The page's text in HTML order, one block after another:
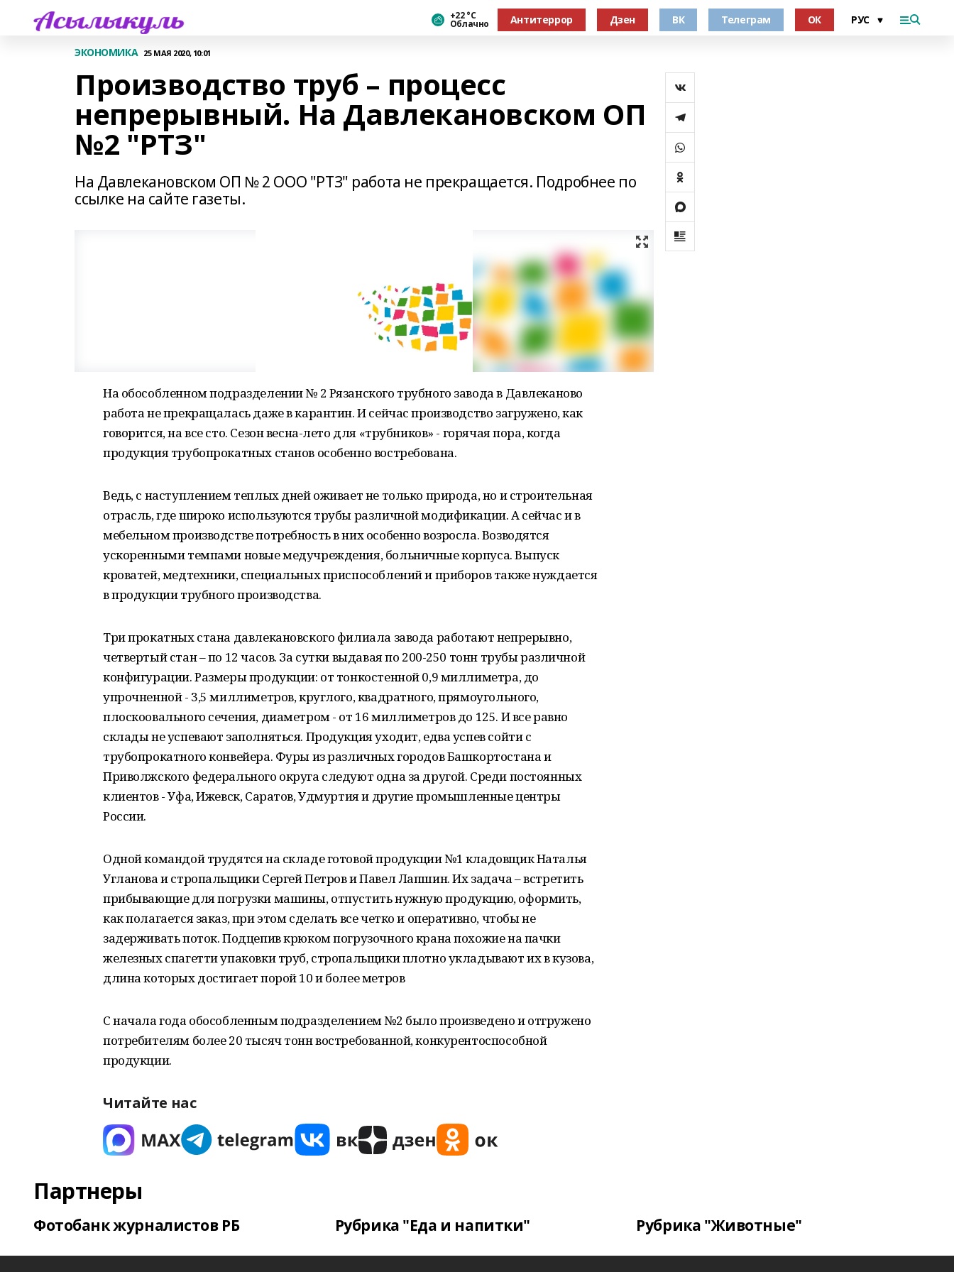
+22 °С
Облачно Антитеррор Дзен ВК Телеграм ОК
ЭКОНОМИКА 25 МАЯ 2020, 10:01
Производство труб – процесс
непрерывный. На Давлекановском ОП
№2 "РТЗ"
На Давлекановском ОП № 2 ООО "РТЗ" работа не прекращается. Подробнее по
ссылке на сайте газеты.
На обособленном подразделении № 2 Рязанского трубного завода в Давлеканово
работа не прекращалась даже в карантин. И сейчас производство загружено, как
говорится, на все сто. Сезон весна-лето для «трубников» - горячая пора, когда
продукция трубопрокатных станов особенно востребована.
Ведь, с наступлением теплых дней оживает не только природа, но и строительная
отрасль, где широко используются трубы различной модификации. А сейчас и в
мебельном производстве потребность в них особенно возросла. Возводятся
ускоренными темпами новые медучреждения, больничные корпуса. Выпуск
кроватей, медтехники, специальных приспособлений и приборов также нуждается
в продукции трубного производства.
Три прокатных стана давлекановского филиала завода работают непрерывно,
четвертый стан – по 12 часов. За сутки выдавая по 200-250 тонн трубы различной
конфигурации. Размеры продукции: от тонкостенной 0,9 миллиметра, до
упрочненной - 3,5 миллиметров, круглого, квадратного, прямоугольного,
плоскоовального сечения, диаметром - от 16 миллиметров до 125. И все равно
склады не успевают заполняться. Продукция уходит, едва успев сойти с
трубопрокатного конвейера. Фуры из различных городов Башкортостана и
Приволжского федерального округа следуют одна за другой. Среди постоянных
клиентов - Уфа, Ижевск, Саратов, Удмуртия и другие промышленные центры
России.
Одной командой трудятся на складе готовой продукции №1 кладовщик Наталья
Угланова и стропальщики Сергей Петров и Павел Лапшин. Их задача – встретить
прибывающие для погрузки машины, отпустить нужную продукцию, оформить,
как полагается заказ, при этом сделать все четко и оперативно, чтобы не
задерживать поток. Подцепив крюком погрузочного крана похожие на пачки
железных спагетти упаковки труб, стропальщики плотно укладывают их в кузова,
длина которых достигает порой 10 и более метров
С начала года обособленным подразделением №2 было произведено и отгружено
потребителям более 20 тысяч тонн востребованной, конкурентоспособной
продукции.
Читайте нас
Партнеры
Фотобанк журналистов РБ Рубрика "Еда и напитки" Рубрика "Животные"